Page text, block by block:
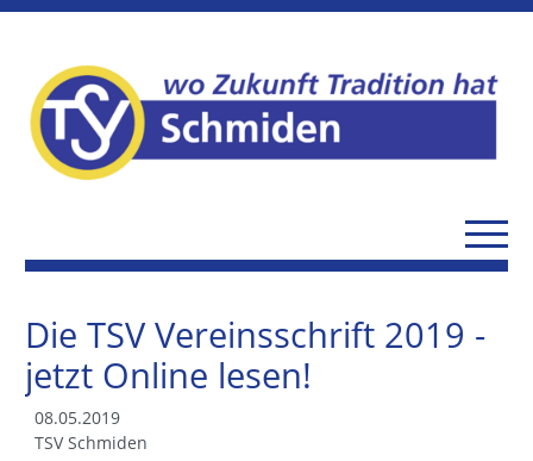
Die TSV Vereinsschrift 2019 -
jetzt Online lesen!
08.05.2019
TSV Schmiden